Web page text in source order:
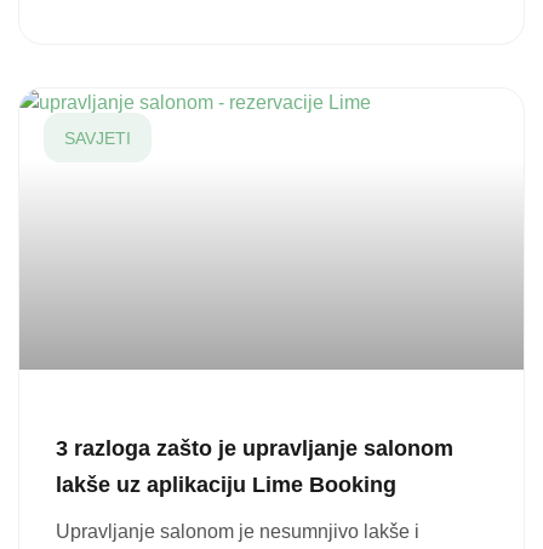
SAVJETI
3 razloga zašto je upravljanje salonom
lakše uz aplikaciju Lime Booking
Upravljanje salonom je nesumnjivo lakše i